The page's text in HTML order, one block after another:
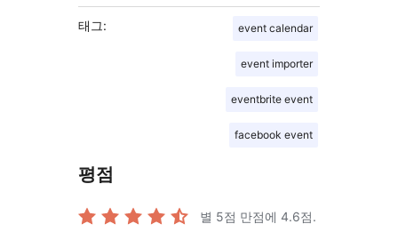
태그: event calendar
event importer
eventbrite event
facebook event
평점
별 5점 만점에 4.6점.